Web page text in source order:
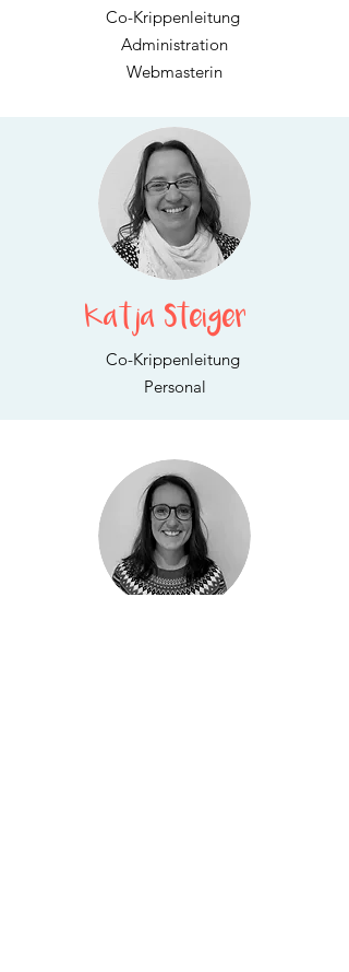
Co-Krippenleitung
Administration
Webmasterin
Katja Steiger
Co-Krippenleitung
Personal